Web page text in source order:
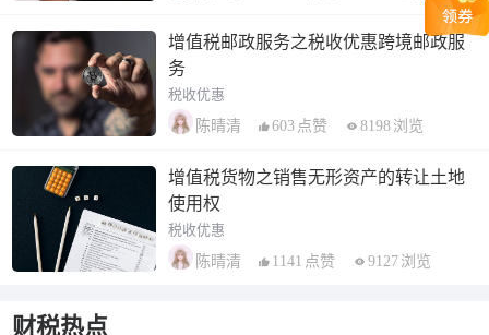
增值税邮政服务之税收优惠跨境邮政服
务
税收优惠
陈晴清
603 点赞 8198 浏览
增值税货物之销售无形资产的转让土地
使用权
税收优惠
陈晴清
1141 点赞 9127 浏览
财税热点